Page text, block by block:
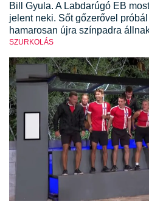
Bill Gyula. A Labdarúgó EB
jelent neki. Sőt gőzerővel
hamarosan újra színpadra
SZURKOLÁS